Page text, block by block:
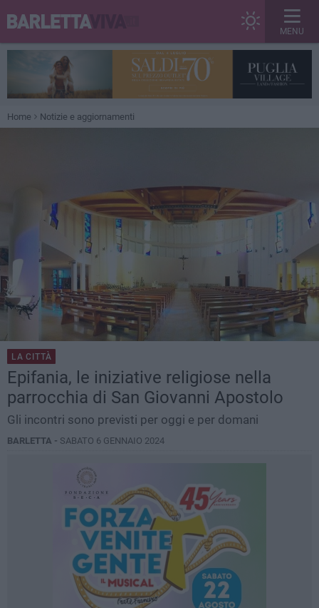
MENU
Home Notizie e aggiornamenti
LA CITTÀ
Epifania, le iniziative religiose nella
parrocchia di San Giovanni Apostolo
Gli incontri sono previsti per oggi e per domani
BARLETTA - SABATO 6 GENNAIO 2024